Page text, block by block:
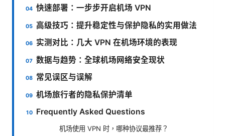
快速部署：一步步开启机场 VPN
高级技巧：提升稳定性与保护隐私的实用做法
实测对比：几大 VPN 在机场环境的表现
数据与趋势：全球机场网络安全现状
常见误区与误解
机场旅行者的隐私保护清单
Frequently Asked Questions
机场使用 VPN 时，哪种协议最推荐？